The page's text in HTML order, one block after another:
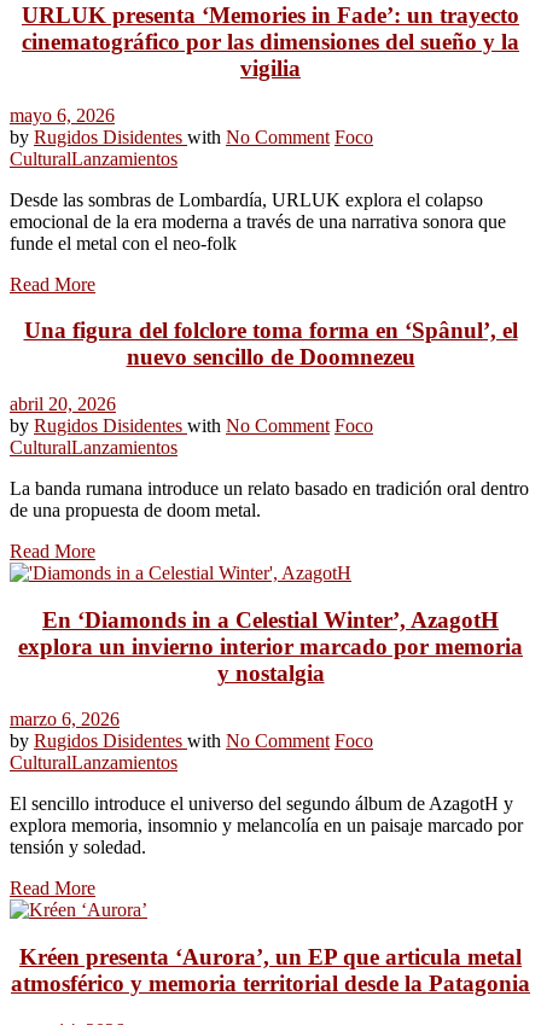
URLUK presenta ‘Memories in Fade’: un trayecto
cinematográfico por las dimensiones del sueño y la
vigilia
mayo 6, 2026
by Rugidos Disidentes with No Comment Foco
CulturalLanzamientos
Desde las sombras de Lombardía, URLUK explora el colapso
emocional de la era moderna a través de una narrativa sonora que
funde el metal con el neo-folk
Read More
Una figura del folclore toma forma en ‘Spânul’, el
nuevo sencillo de Doomnezeu
abril 20, 2026
by Rugidos Disidentes with No Comment Foco
CulturalLanzamientos
La banda rumana introduce un relato basado en tradición oral dentro
de una propuesta de doom metal.
Read More
En ‘Diamonds in a Celestial Winter’, AzagotH
explora un invierno interior marcado por memoria
y nostalgia
marzo 6, 2026
by Rugidos Disidentes with No Comment Foco
CulturalLanzamientos
El sencillo introduce el universo del segundo álbum de AzagotH y
explora memoria, insomnio y melancolía en un paisaje marcado por
tensión y soledad.
Read More
Kréen presenta ‘Aurora’, un EP que articula metal
atmosférico y memoria territorial desde la Patagonia